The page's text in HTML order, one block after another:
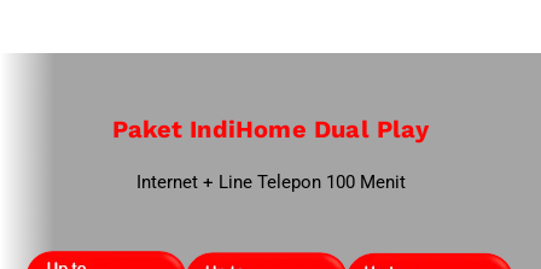
Paket IndiHome Dual Play
Internet + Line Telepon 100 Menit